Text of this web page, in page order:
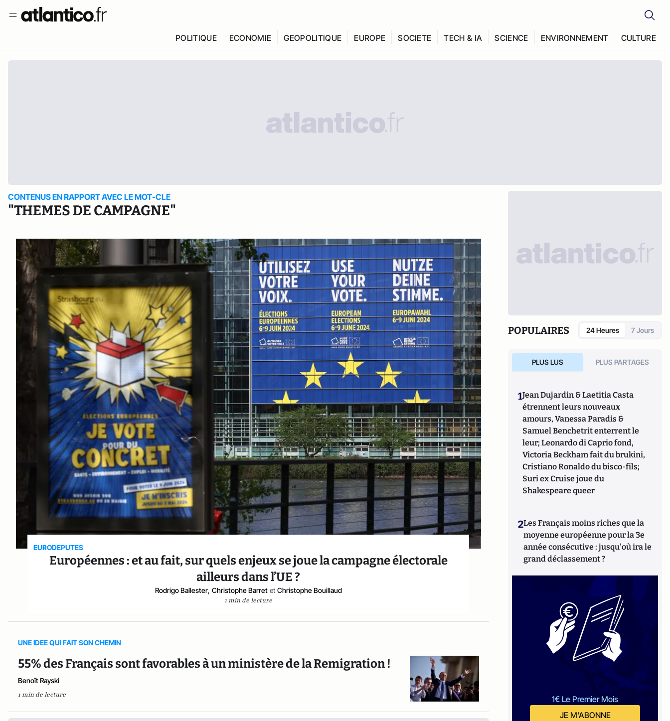
POLITIQUE ECONOMIE GEOPOLITIQUE EUROPE SOCIETE TECH & IA SCIENCE ENVIRONNEMENT CULTURE
CONTENUS EN RAPPORT AVEC LE MOT-CLE
"THEMES DE CAMPAGNE"
EURODEPUTES
Européennes : et au fait, sur quels enjeux se joue la campagne électorale
ailleurs dans l’UE ?
Rodrigo Ballester, Christophe Barret et Christophe Bouillaud
1 min de lecture
UNE IDEE QUI FAIT SON CHEMIN
55% des Français sont favorables à un ministère de la Remigration !
Benoît Rayski
1 min de lecture
POPULAIRES 24 Heures 7 Jours
PLUS LUS PLUS PARTAGES
1Jean Dujardin & Laetitia Casta
étrennent leurs nouveaux
amours, Vanessa Paradis &
Samuel Benchetrit enterrent le
leur; Leonardo di Caprio fond,
Victoria Beckham fait du brukini,
Cristiano Ronaldo du bisco-fils;
Suri ex Cruise joue du
Shakespeare queer
2Les Français moins riches que la
moyenne européenne pour la 3e
année consécutive : jusqu'où ira le
grand déclassement ?
1€ Le Premier Mois
JE M'ABONNE